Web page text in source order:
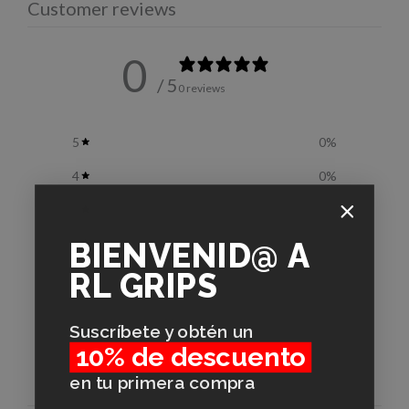
Customer reviews
0 / 5 0 reviews
5 0%
4 0%
2
1
Ask a questionWrite a review
Reviews 0 Questions 0
BIENVENID@ A
RL GRIPS
Suscríbete y obtén un
10% de descuento
en tu primera compra